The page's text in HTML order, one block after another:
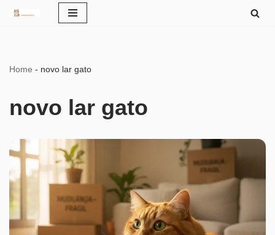
Home - novo lar gato
novo lar gato